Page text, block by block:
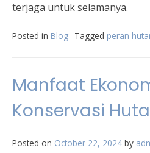
terjaga untuk selamanya.
Posted in Blog Tagged peran
Manfaat
Konservasi
Posted on October 22, 2024 by